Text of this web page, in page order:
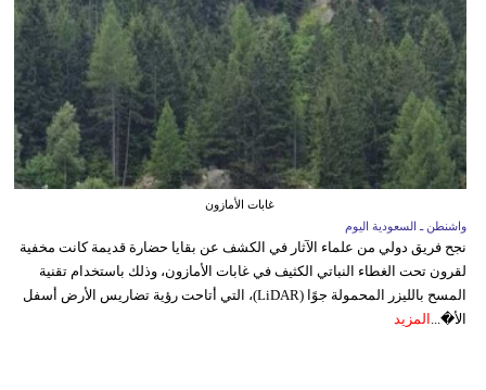
غابات الأمازون
واشنطن ـ السعودية اليوم
نجح فريق دولي من علماء الآثار في الكشف عن بقايا حضارة قديمة كانت مخفية
لقرون تحت الغطاء النباتي الكثيف في غابات الأمازون، وذلك باستخدام تقنية
المسح بالليزر المحمولة جوًا (LiDAR)، التي أتاحت رؤية تضاريس الأرض أسفل
الأ�... المزيد